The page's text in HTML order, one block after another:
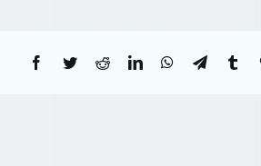
Facebook
TwitterRedditLinkedInWhatsApp
Telegram